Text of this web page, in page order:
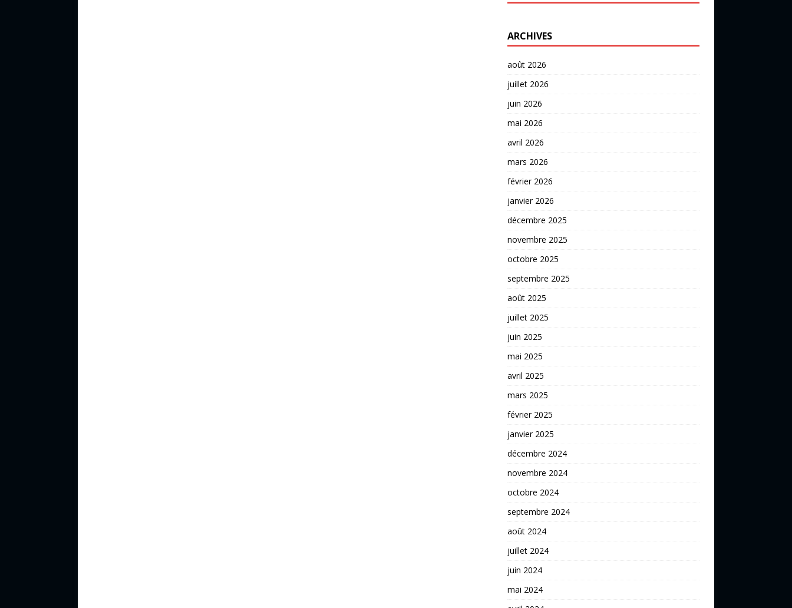
ARCHIVES
août 2026
juillet 2026
juin 2026
mai 2026
avril 2026
mars 2026
février 2026
janvier 2026
décembre 2025
novembre 2025
octobre 2025
septembre 2025
août 2025
juillet 2025
juin 2025
mai 2025
avril 2025
mars 2025
février 2025
janvier 2025
décembre 2024
novembre 2024
octobre 2024
septembre 2024
août 2024
juillet 2024
juin 2024
mai 2024